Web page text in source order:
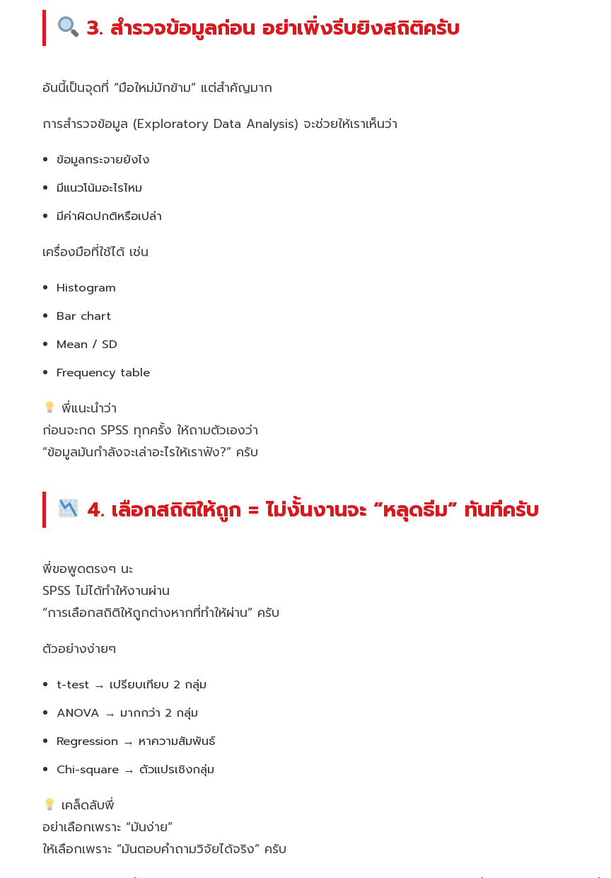
3. สำรวจข้อมูลก่อน อย่าเพิ่งรีบยิงสถิติครับ
อันนี้เป็นจุดที่ “มือใหม่มักข้าม” แต่สำคัญมาก
การสำรวจข้อมูล (Exploratory Data Analysis) จะช่วยให้เราเห็นว่า
ข้อมูลกระจายยังไง
มีแนวโน้มอะไรไหม
มีค่าผิดปกติหรือเปล่า
เครื่องมือที่ใช้ได้ เช่น
Histogram
Bar chart
Mean / SD
Frequency table
พี่แนะนำว่า
ก่อนจะกด SPSS ทุกครั้ง ให้ถามตัวเองว่า
“ข้อมูลมันกำลังจะเล่าอะไรให้เราฟัง?” ครับ
4. เลือกสถิติให้ถูก = ไม่งั้นงานจะ “หลุดธีม” ทันทีครับ
พี่ขอพูดตรงๆ นะ
SPSS ไม่ได้ทำให้งานผ่าน
“การเลือกสถิติให้ถูกต่างหากที่ทำให้ผ่าน” ครับ
ตัวอย่างง่ายๆ
t-test → เปรียบเทียบ 2 กลุ่ม
ANOVA → มากกว่า 2 กลุ่ม
Regression → หาความสัมพันธ์
Chi-square → ตัวแปรเชิงกลุ่ม
เคล็ดลับพี่
อย่าเลือกเพราะ “มันง่าย”
ให้เลือกเพราะ “มันตอบคำถามวิจัยได้จริง” ครับ